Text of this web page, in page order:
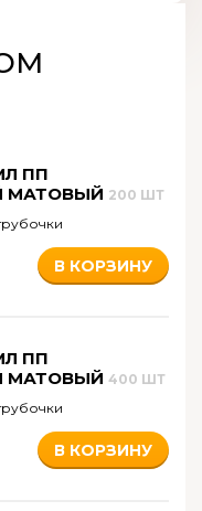
ПП
МАТОВЫЙ 200 ШТ
В КОРЗИНУ
ПП
МАТОВЫЙ 400 ШТ
В КОРЗИНУ